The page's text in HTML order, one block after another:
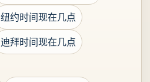
纽约时间现在几点
迪拜时间现在几点